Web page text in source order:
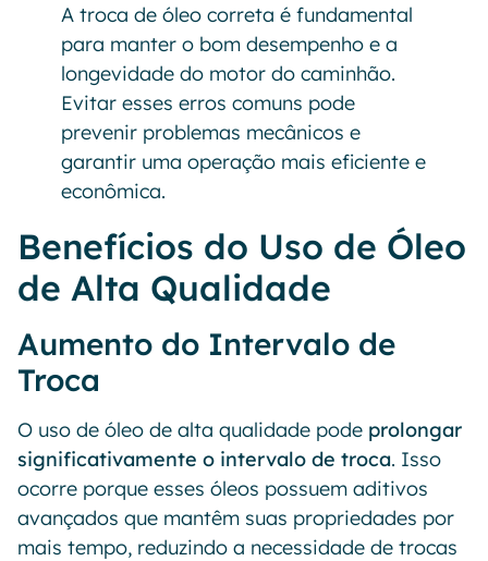
A troca de óleo correta é fundamental
para manter o bom desempenho e a
longevidade do motor do caminhão.
Evitar esses erros comuns pode
prevenir problemas mecânicos e
garantir uma operação mais eficiente e
econômica.
Benefícios do Uso de Óleo
de Alta Qualidade
Aumento do Intervalo de
Troca
O uso de óleo de alta qualidade pode prolongar
significativamente o intervalo de troca. Isso
ocorre porque esses óleos possuem aditivos
avançados que mantêm suas propriedades por
mais tempo, reduzindo a necessidade de trocas